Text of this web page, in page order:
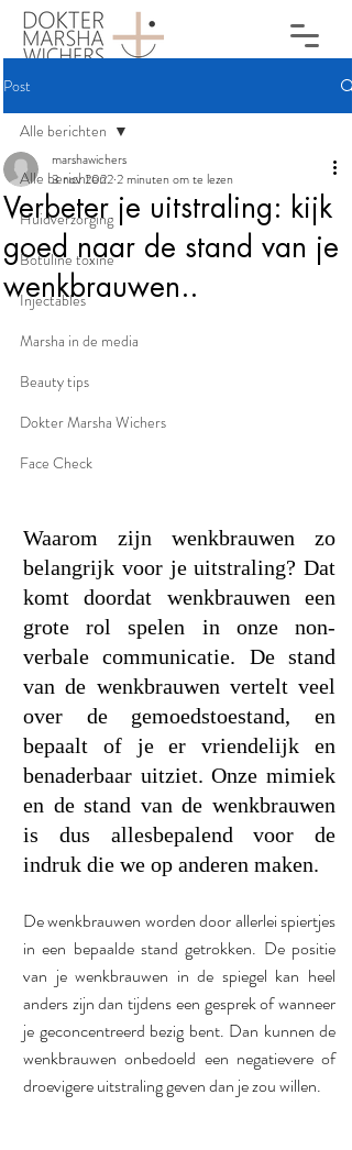
Post
Alle berichten
Huidverzorging
Botuline toxine
Injectables
Marsha in de media
Beauty tips
Dokter Marsha Wichers
Face Check
Alle berichten
Verbeter je uitstraling: kijk
goed naar de stand van je
wenkbrauwen..
marshawichers
3 nov 20222 minuten om te lezen
Waarom zijn wenkbrauwen zo
belangrijk voor je uitstraling? Dat
komt doordat wenkbrauwen een
grote rol spelen in onze non-
verbale communicatie. De stand
van de wenkbrauwen vertelt veel
over de gemoedstoestand, en
bepaalt of je er vriendelijk en
benaderbaar uitziet. Onze mimiek
en de stand van de wenkbrauwen
is dus allesbepalend voor de
indruk die we op anderen maken.
De wenkbrauwen worden door allerlei spiertjes
in een bepaalde stand getrokken. De positie
van je wenkbrauwen in de spiegel kan heel
anders zijn dan tijdens een gesprek of wanneer
je geconcentreerd bezig bent. Dan kunnen de
wenkbrauwen onbedoeld een negatievere of
droevigere uitstraling geven dan je zou willen.